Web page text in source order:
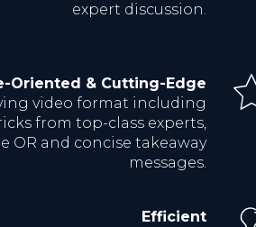
expert discussion.
Oriented & Cutting-Edge
video format including
from top-class experts,
OR and concise takeaway
messages.
Efficient